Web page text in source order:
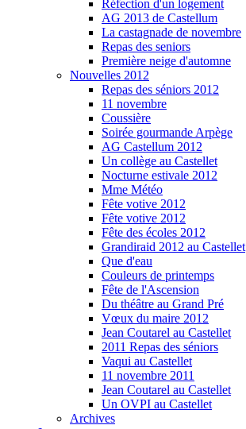
Réfection d'un logement
AG 2013 de Castellum
La castagnade de novembre
Repas des seniors
Première neige d'automne
Nouvelles 2012
Repas des séniors 2012
11 novembre
Coussière
Soirée gourmande Arpège
AG Castellum 2012
Un collège au Castellet
Nocturne estivale 2012
Mme Météo
Fête votive 2012
Fête votive 2012
Fête des écoles 2012
Grandiraid 2012 au Castellet
Que d'eau
Couleurs de printemps
Fête de l'Ascension
Du théâtre au Grand Pré
Vœux du maire 2012
Jean Coutarel au Castellet
2011 Repas des séniors
Vaqui au Castellet
11 novembre 2011
Jean Coutarel au Castellet
Un OVPI au Castellet
Archives